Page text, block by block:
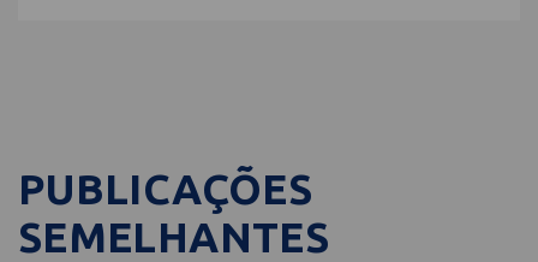
PUBLICAÇÕES
SEMELHANTES